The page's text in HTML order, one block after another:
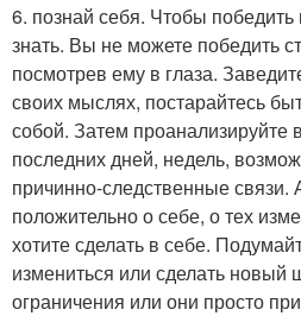
6. познай себя. Чтобы
знать. Вы не можете победить
посмотрев ему в глаза.
своих мыслях, постарайтесь
собой. Затем проанализируйте
последних дней, недель,
причинно-следственные связи.
положительно о себе, о тех
хотите сделать в себе.
измениться или сделать новый
ограничения или они просто